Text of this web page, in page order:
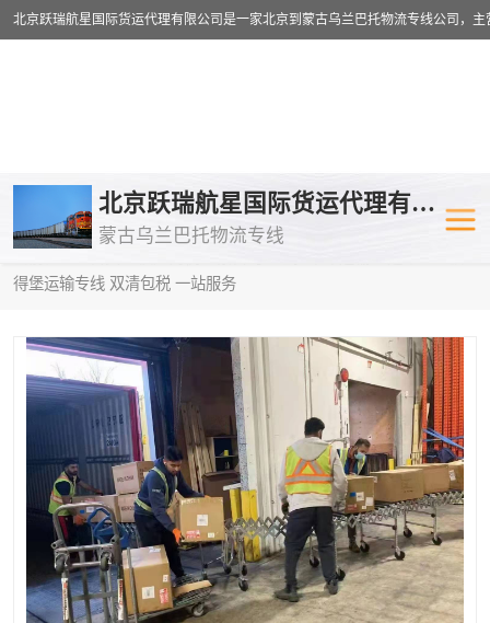
北京跃瑞航星国际货运代理有限公司
蒙古乌兰巴托物流专线
得堡运输专线 双清包税 一站服务
乌兰巴托物流专线 乌兰巴托铁
乌兰巴托公路运输
中欧班列
蒙古乌兰巴托双清包税 蒙古乌兰巴
蒙古乌兰巴托空运专线 蒙古乌兰巴
蒙古乌兰巴托汽运专线 英国铁路
中亚铁路运输